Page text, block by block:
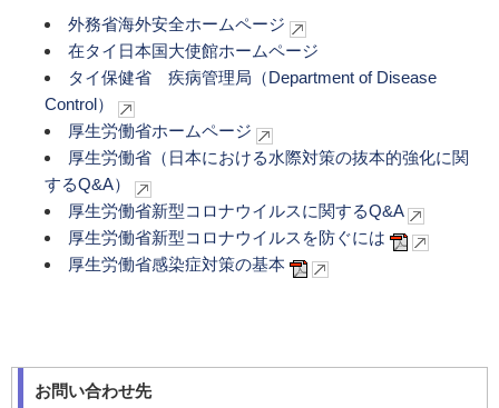
外務省海外安全ホームページ
在タイ日本国大使館ホームページ
タイ保健省 疾病管理局（Department of Disease
Control）
厚生労働省ホームページ
厚生労働省（日本における水際対策の抜本的強化に関
するQ&A）
厚生労働省新型コロナウイルスに関するQ&A
厚生労働省新型コロナウイルスを防ぐには
厚生労働省感染症対策の基本
お問い合わせ先